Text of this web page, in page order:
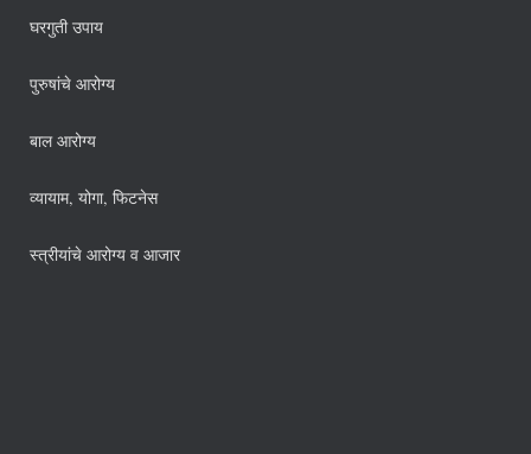
घरगुती उपाय
पुरुषांचे आरोग्य
बाल आरोग्य
व्यायाम, योगा, फिटनेस
स्त्रीयांचे आरोग्य व आजार